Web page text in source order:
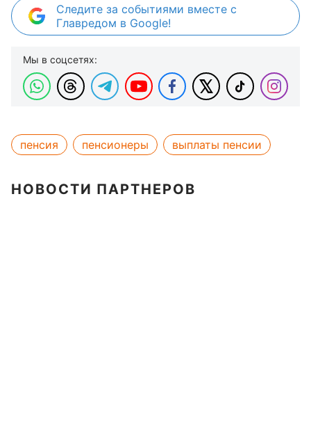
Следите за событиями вместе с
Главредом в Google!
Мы в соцсетях:
пенсия пенсионеры выплаты пенсии
НОВОСТИ ПАРТНЕРОВ